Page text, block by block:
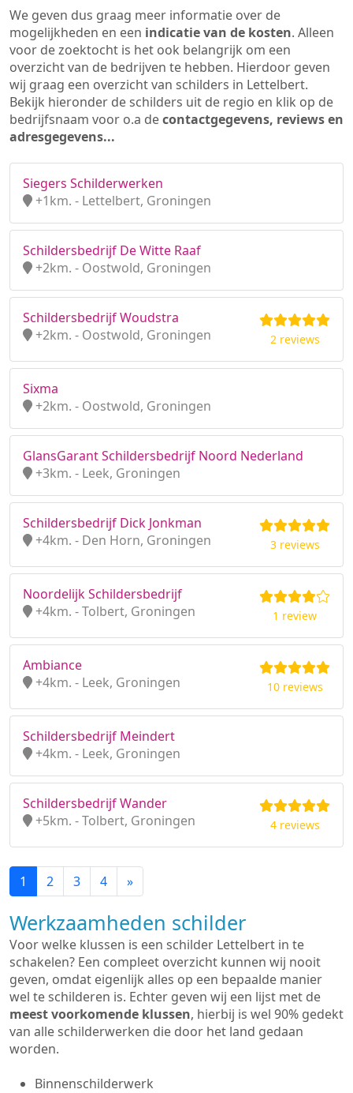
We geven dus graag meer informatie over de
mogelijkheden en een indicatie van de kosten. Alleen
voor de zoektocht is het ook belangrijk om een
overzicht van de bedrijven te hebben. Hierdoor geven
wij graag een overzicht van schilders in Lettelbert.
Bekijk hieronder de schilders uit de regio en klik op de
bedrijfsnaam voor o.a decontactgegevens, reviews en
adresgegevens...
Siegers Schilderwerken
+1km. - Lettelbert, Groningen
Schildersbedrijf De Witte Raaf
+2km. - Oostwold, Groningen
Schildersbedrijf Woudstra
+2km. - Oostwold, Groningen
2 reviews
Sixma
+2km. - Oostwold, Groningen
GlansGarant Schildersbedrijf Noord Nederland
+3km. - Leek, Groningen
Schildersbedrijf Dick Jonkman
+4km. - Den Horn, Groningen
3 reviews
Noordelijk Schildersbedrijf
+4km. - Tolbert, Groningen
1 review
Ambiance
+4km. - Leek, Groningen
10 reviews
Schildersbedrijf Meindert
+4km. - Leek, Groningen
Schildersbedrijf Wander
+5km. - Tolbert, Groningen
4 reviews
1 2 3 4 »
Werkzaamheden schilder
Voor welke klussen is een schilder Lettelbert in te
schakelen? Een compleet overzicht kunnen wij nooit
geven, omdat eigenlijk alles op een bepaalde manier
wel te schilderen is. Echter geven wij een lijst met de
meest voorkomende klussen, hierbij is wel 90% gedekt
van alle schilderwerken die door het land gedaan
worden.
Binnenschilderwerk